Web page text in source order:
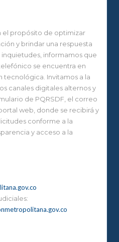
el propósito de optimizar
y brindar una respuesta
informamos que
se encuentra en
Invitamos a la
canales digitales alternos y
de PQRSDF, el correo
web, donde se recibirá y
conforme a la
y acceso a la